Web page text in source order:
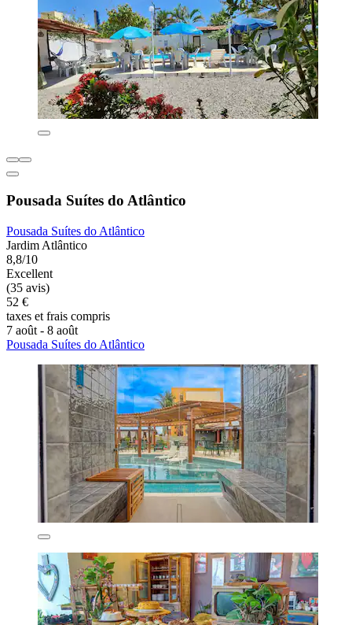
Pousada Suítes do Atlântico
Pousada Suítes do Atlântico
Jardim Atlântico
8,8/10
Excellent
(35 avis)
52 €
taxes et frais compris
7 août - 8 août
Pousada Suítes do Atlântico